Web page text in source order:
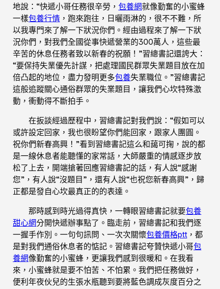
地說：“快遞小哥任務很辛勞， 包養網就像勤奮的小蜜蜂
一樣包養行情 ，跑來跑往，日曬雨淋的，很不不難，所
以我專門來了解一下狀況你們。經由過程來了解一下狀
況你們，對我們全國從事快遞營業的300萬人，這些最
辛苦的休息任務者致以新春的祝願！”習總書記還誇大：
“要保持失業優先計謀，把處理國民群眾失業題目放在加
倍凸起的地位，盡力發明更多包養失業職位。”習總書記
這般追蹤關心通俗群眾的失業題目，讓我們心坎特殊激
動，衝動得不斷拍手。
在扳談經過歷程中，習總書記對我們說：“假如可以
或許設定回家，我也很盼望你們能回家，跟家人團圓。
祝你們新春高興！”看到習總書記這么和藹可掬，說的都
是一線休息者能聽懂的家常話，大師嚴重的情感逐步放
松了上去，開端搶著回應習總書記的話，有人說“感謝
您”，有人說“沒題目”，還有人說“也祝您新春高興”，歸
正都是發自心坎最真正的的表達。
那時感到時光過得真快，一轉眼習總書記就要包養
甜心網分開快遞辦事點了。臨走前，習總書記和我們逐
一握手作別。一句句訊問、一次次關懷包養價格ptt ，都
是對我們通俗休息者的惦記。習總書記夸贊快遞小哥包
養網像勤奮的小蜜蜂，更讓我們感到很暖和。在我看
來，小蜜蜂就是要不怕苦、不怕累。我們把任務做好，
便利年夜伙兒的生張水瓶聽到要將藍色調成灰度百分之